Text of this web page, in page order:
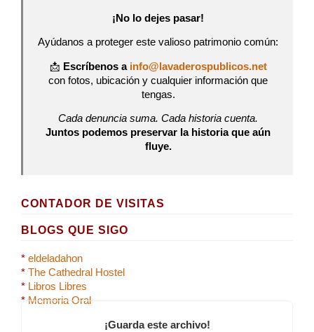
¡No lo dejes pasar!
Ayúdanos a proteger este valioso patrimonio común:
📩 Escríbenos a info@lavaderospublicos.net
con fotos, ubicación y cualquier información que
tengas.
Cada denuncia suma. Cada historia cuenta.
Juntos podemos preservar la historia que aún
fluye.
CONTADOR DE VISITAS
BLOGS QUE SIGO
* eldeladahon
* The Cathedral Hostel
* Libros Libres
* Memoria Oral
¡Guarda este archivo!